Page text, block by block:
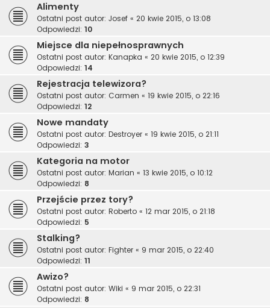
Alimenty
Ostatni post autor: Josef « 20 kwie 2015, o 13:08
Odpowiedzi: 10
Miejsce dla niepełnosprawnych
Ostatni post autor: Kanapka « 20 kwie 2015, o 12:39
Odpowiedzi: 14
Rejestracja telewizora?
Ostatni post autor: Carmen « 19 kwie 2015, o 22:16
Odpowiedzi: 12
Nowe mandaty
Ostatni post autor: Destroyer « 19 kwie 2015, o 21:11
Odpowiedzi: 3
Kategoria na motor
Ostatni post autor: Marian « 13 kwie 2015, o 10:12
Odpowiedzi: 8
Przejście przez tory?
Ostatni post autor: Roberto « 12 mar 2015, o 21:18
Odpowiedzi: 5
Stalking?
Ostatni post autor: Fighter « 9 mar 2015, o 22:40
Odpowiedzi: 11
Awizo?
Ostatni post autor: Wiki « 9 mar 2015, o 22:31
Odpowiedzi: 8